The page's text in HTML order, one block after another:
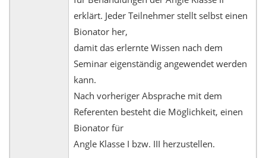
erklärt. Jeder Teilnehmer stellt selbst einen
Bionator her,
damit das erlernte Wissen nach dem
Seminar eigenständig angewendet werden
kann.
Nach vorheriger Absprache mit dem
Referenten besteht die Möglichkeit, einen
Bionator für
Angle Klasse I bzw. III herzustellen.